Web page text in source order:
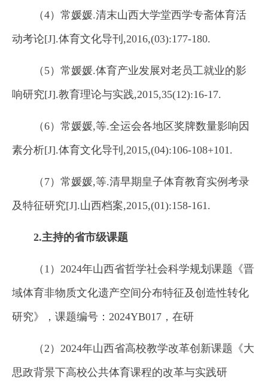
（4）常媛媛.清末山西大学堂西学专斋体育活
动考论[J].体育文化导刊,2016,(03):177-180.
（5）常媛媛.体育产业发展对老员工就业的影
响研究[J].教育理论与实践,2015,35(12):16-17.
（6）常媛媛,等.全运会各地区奖牌数量影响因
素分析[J].体育文化导刊,2015,(04):106-108+101.
（7）常媛媛,等.清早期皇子体育教育实例考录
及特征研究[J].山西档案,2015,(01):158-161.
2.主持的省市级课题
（1）2024年山西省哲学社会科学规划课题《晋
域体育非物质文化遗产空间分布特征及创造性转化
研究》，课题编号：2024YB017，在研
（2）2024年山西省高校教学改革创新课题《大
思政背景下高校公共体育课程的改革与实践研